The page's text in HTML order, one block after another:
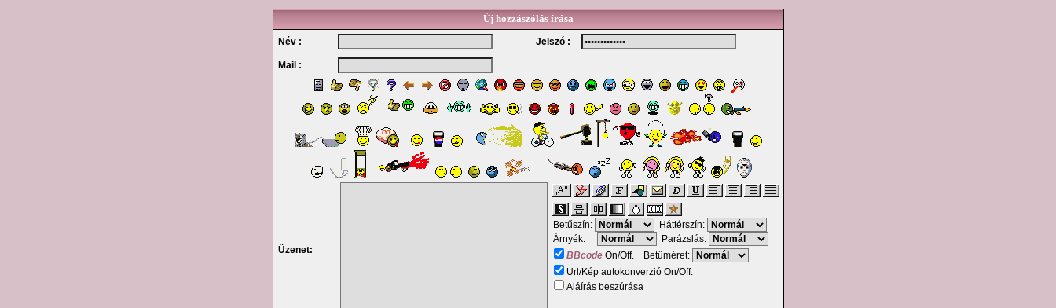
Új hozzászólás írása
Név : Jelszó :
Mail :
Üzenet:
Betűszín:
Háttérszín:
Árnyék:
Parázslás:
BBcodeOn/Off. Betűméret:
Url/Kép autokonverzió On/Off.
Aláírás beszúrása